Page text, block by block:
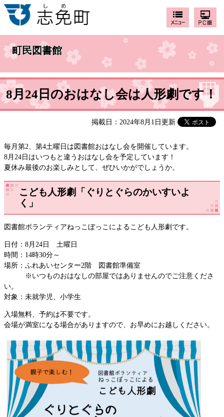
町民図書館
8月24日のおはなし会は人形劇です！
掲載日：2024年8月1日更新
毎月第2、第4土曜日は図書館おはなし会を開催しています。
8月24日はいつもと違うおはなし会を予定しています！
夏休み最後のお楽しみとして、ぜひいかがでしょうか。
こども人形劇「ぐりとぐらのかいすいよ
く」
図書館ボランティアねっこぼっこによるこども人形劇です。
日付：8月24日 土曜日
時間：14時30分～
場所：ふれあいセンター2階 図書館準備室
※いつものおはなしの部屋ではありませんのでご注意くださ
い。
対象：未就学児、小学生
入場無料、予約は不要です。
会場が満室になる場合がありますので、お早めにお越しください。